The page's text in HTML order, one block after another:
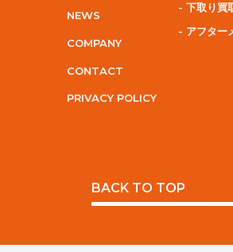
NEWS
COMPANY
CONTACT
PRIVACY POLICY
- 下取り買
- アフター
BACK TO TOP